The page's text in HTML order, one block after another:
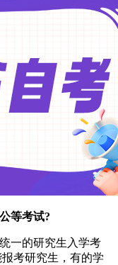
等考试?
一的研究生入学考
考研究生，有的学